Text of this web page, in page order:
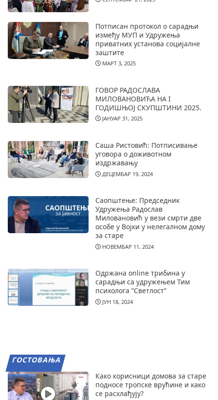
Потписан протокол о сарадњи
између МУП и Удружења
приватних установа социјалне
заштите
МАРТ 3, 2025
ГОВОР РАДОСЛАВА
МИЛОВАНОВИЋА НА I
ГОДИШЊОЈ СКУПШТИНИ 2025.
ЈАНУАР 31, 2025
Саша Ристовић: Потписивање
уговора о доживотном
издржавању
ДЕЦЕМБАР 19, 2024
Саопштење: Председник
Удружења Радослав
Миловановић у вези смрти две
особе у Војки у нелегалном дому
за старе
НОВЕМБАР 11, 2024
Одржана online трибина у
сарадњи са удружењем Тим
психолога ”Светлост”
ЈУН 18, 2024
ГОСТОВАЊА
Како корисници домова за старе
подносе тропске врућине и како
се расхлађују?